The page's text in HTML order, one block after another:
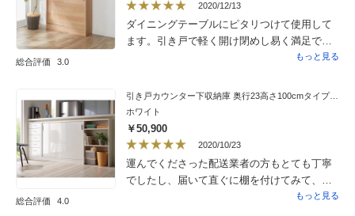
総合評価 3.0
2020/12/13
ダイニングテーブルにピタリつけて使用して
ます。引き戸で軽く開け閉めし易く満足で
もっと見る
総合評価 4.0
引き戸カウンター下収納庫 奥行23高さ100cmタイプ 収納庫・幅120cm
ホワイト
￥50,900
2020/10/23
運んでくださった配送業者の方もとても丁寧
でしたし、届いて直ぐに棚を付けてみて、本
当に使い易く思った通りの、イメージ通りで
もっと見る